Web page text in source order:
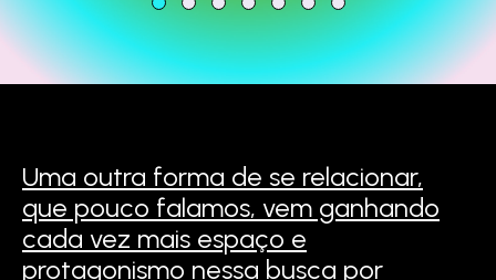
Baixe o estudo
Uma outra forma de se relacionar,
que pouco falamos, vem ganhando
cada vez mais espaço e
protagonismo nessa busca por